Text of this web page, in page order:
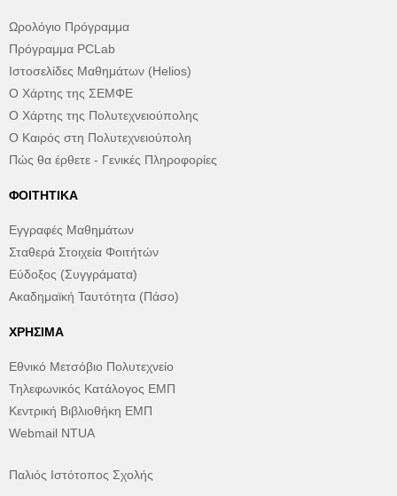
Ωρολόγιο Πρόγραμμα
Πρόγραμμα PCLab
Ιστοσελίδες Μαθημάτων (Helios)
Ο Χάρτης της ΣΕΜΦΕ
Ο Χάρτης της Πολυτεχνειούπολης
Ο Καιρός στη Πολυτεχνειούπολη
Πώς θα έρθετε - Γενικές Πληροφορίες
ΦΟΙΤΗΤΙΚΆ
Εγγραφές Μαθημάτων
Σταθερά Στοιχεία Φοιτήτών
Εύδοξος (Συγγράματα)
Ακαδημαϊκή Ταυτότητα (Πάσο)
ΧΡΉΣΙΜΑ
Εθνικό Μετσόβιο Πολυτεχνείο
Τηλεφωνικός Κατάλογος ΕΜΠ
Κεντρική Βιβλιοθήκη ΕΜΠ
Webmail NTUA
Παλιός Ιστότοπος Σχολής